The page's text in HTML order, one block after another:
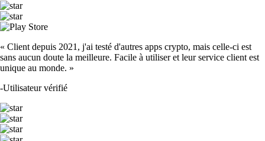
« Client depuis 2021, j'ai testé d'autres apps crypto, mais celle-ci est
sans aucun doute la meilleure. Facile à utiliser et leur service client est
unique au monde. »
-Utilisateur vérifié